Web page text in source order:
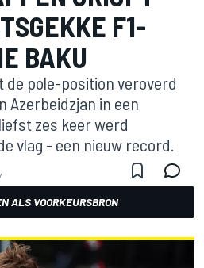
F1-
BAKU
de pole-position veroverd
Azerbeidzjan in een
zes keer werd
vlag - een nieuw record.
ALS VOORKEURSBRON